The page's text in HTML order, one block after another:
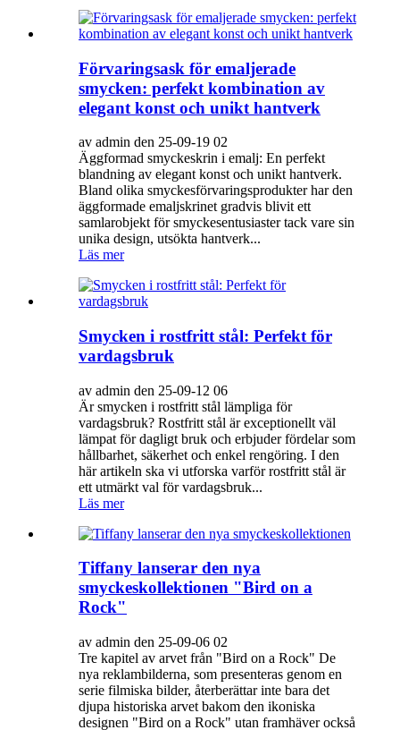
Förvaringsask för emaljerade
smycken: perfekt kombination av
elegant konst och unikt hantverk
av admin den 25-09-19 02
Äggformad smyckeskrin i emalj: En perfekt
blandning av elegant konst och unikt hantverk.
Bland olika smyckesförvaringsprodukter har den
äggformade emaljskrinet gradvis blivit ett
samlarobjekt för smyckesentusiaster tack vare sin
unika design, utsökta hantverk...
Läs mer
Smycken i rostfritt stål: Perfekt för
vardagsbruk
av admin den 25-09-12 06
Är smycken i rostfritt stål lämpliga för
vardagsbruk? Rostfritt stål är exceptionellt väl
lämpat för dagligt bruk och erbjuder fördelar som
hållbarhet, säkerhet och enkel rengöring. I den
här artikeln ska vi utforska varför rostfritt stål är
ett utmärkt val för vardagsbruk...
Läs mer
Tiffany lanserar den nya
smyckeskollektionen "Bird on a
Rock"
av admin den 25-09-06 02
Tre kapitel av arvet från "Bird on a Rock" De
nya reklambilderna, som presenteras genom en
serie filmiska bilder, återberättar inte bara det
djupa historiska arvet bakom den ikoniska
designen "Bird on a Rock" utan framhäver också